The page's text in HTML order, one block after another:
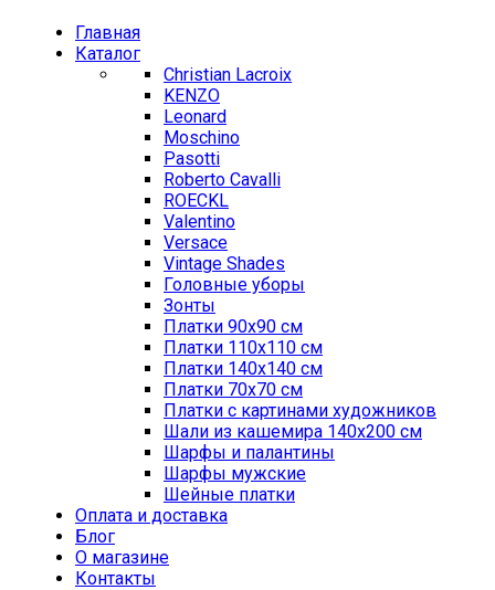
Главная
Каталог
Christian Lacroix
KENZO
Leonard
Moschino
Pasotti
Roberto Cavalli
ROECKL
Valentino
Versace
Vintage Shades
Головные уборы
Зонты
Платки 90х90 см
Платки 110х110 см
Платки 140х140 см
Платки 70х70 см
Платки с картинами художников
Шали из кашемира 140х200 см
Шарфы и палантины
Шарфы мужские
Шейные платки
Оплата и доставка
Блог
О магазине
Контакты